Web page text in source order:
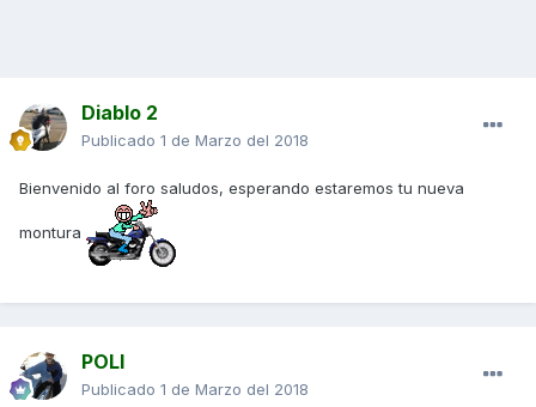
Diablo 2
Publicado 1 de Marzo del 2018
Bienvenido al foro saludos, esperando estaremos tu nueva
montura
POLI
Publicado 1 de Marzo del 2018